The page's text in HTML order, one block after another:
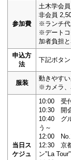
参加費
土木学会
非会員
※ランチ代
※デートコ
加者負担
申込方
法
下記ボタ
服装
動きやす
※カメラ、
当日ス
ケジュ
10:00 受
10:30 開
10:40 グ
う～
12:00
12:30 京
ン"La